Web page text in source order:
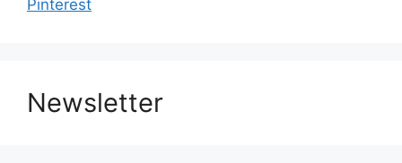
Pinterest
Newsletter